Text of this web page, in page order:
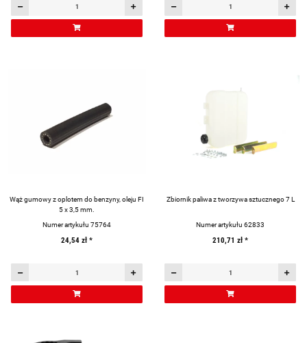
Wąż gumowy z oplotem do benzyny, oleju FI
5 x 3,5 mm.
Numer artykułu 75764
24,54 zł *
Zbiornik paliwa z tworzywa sztucznego 7 L
Numer artykułu 62833
210,71 zł *